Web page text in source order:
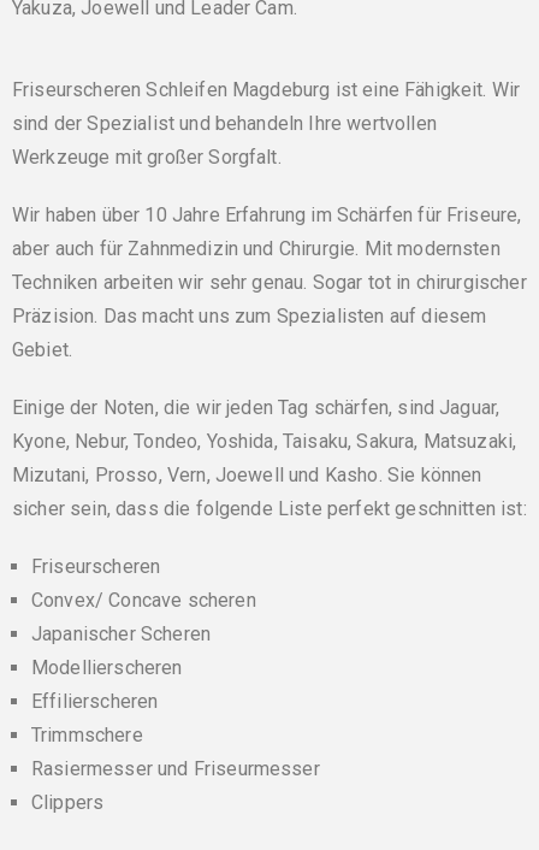
Yakuza, Joewell und Leader Cam.
Friseurscheren Schleifen Magdeburg ist eine Fähigkeit. Wir
sind der Spezialist und behandeln Ihre wertvollen
Werkzeuge mit großer Sorgfalt.
Wir haben über 10 Jahre Erfahrung im Schärfen für Friseure,
aber auch für Zahnmedizin und Chirurgie. Mit modernsten
Techniken arbeiten wir sehr genau. Sogar tot in chirurgischer
Präzision. Das macht uns zum Spezialisten auf diesem
Gebiet.
Einige der Noten, die wir jeden Tag schärfen, sind Jaguar,
Kyone, Nebur, Tondeo, Yoshida, Taisaku, Sakura, Matsuzaki,
Mizutani, Prosso, Vern, Joewell und Kasho. Sie können
sicher sein, dass die folgende Liste perfekt geschnitten ist:
Friseurscheren
Convex/ Concave scheren
Japanischer Scheren
Modellierscheren
Effilierscheren
Trimmschere
Rasiermesser und Friseurmesser
Clippers